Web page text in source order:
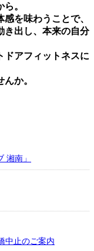
。
を味わうことで、
き出し、本来の⾃分
ドアフィットネスに
か。
湘南」
中止のご案内